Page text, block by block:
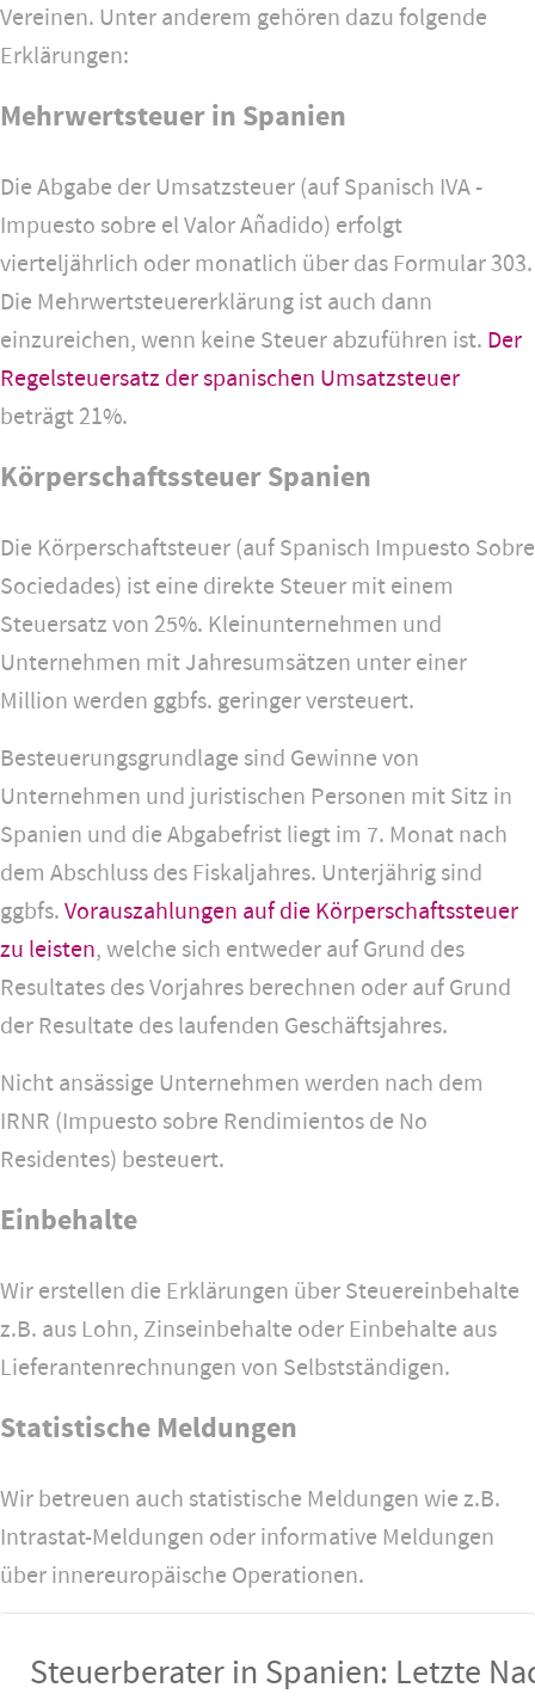
Vereinen. Unter anderem gehören dazu folgende
Erklärungen:
Mehrwertsteuer in Spanien
Die Abgabe der Umsatzsteuer (auf Spanisch IVA -
Impuesto sobre el Valor Añadido) erfolgt
vierteljährlich oder monatlich über das Formular 303.
Die Mehrwertsteuererklärung ist auch dann
einzureichen, wenn keine Steuer abzuführen ist. Der
Regelsteuersatz der spanischen Umsatzsteuer
beträgt 21%.
Körperschaftssteuer Spanien
Die Körperschaftsteuer (auf Spanisch Impuesto Sobre
Sociedades) ist eine direkte Steuer mit einem
Steuersatz von 25%. Kleinunternehmen und
Unternehmen mit Jahresumsätzen unter einer
Million werden ggbfs. geringer versteuert.
Besteuerungsgrundlage sind Gewinne von
Unternehmen und juristischen Personen mit Sitz in
Spanien und die Abgabefrist liegt im 7. Monat nach
dem Abschluss des Fiskaljahres. Unterjährig sind
ggbfs. Vorauszahlungen auf die Körperschaftssteuer
zu leisten, welche sich entweder auf Grund des
Resultates des Vorjahres berechnen oder auf Grund
der Resultate des laufenden Geschäftsjahres.
Nicht ansässige Unternehmen werden nach dem
IRNR (Impuesto sobre Rendimientos de No
Residentes) besteuert.
Einbehalte
Wir erstellen die Erklärungen über Steuereinbehalte
z.B. aus Lohn, Zinseinbehalte oder Einbehalte aus
Lieferantenrechnungen von Selbstständigen.
Statistische Meldungen
Wir betreuen auch statistische Meldungen wie z.B.
Intrastat-Meldungen oder informative Meldungen
über innereuropäische Operationen.
Steuerberater in Spanien: Letzte